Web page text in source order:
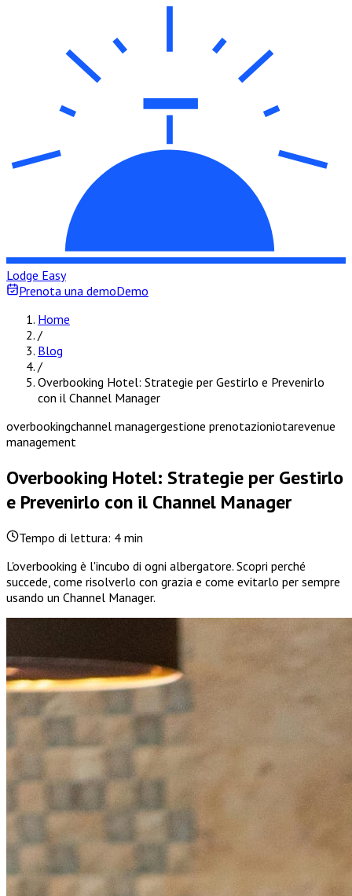
Lodge Easy
Prenota una demoDemo
Home
/
Blog
/
Overbooking Hotel: Strategie per Gestirlo e Prevenirlo
con il Channel Manager
overbookingchannel managergestione prenotazioniotarevenue
management
Overbooking Hotel: Strategie per Gestirlo
e Prevenirlo con il Channel Manager
Tempo di lettura: 4 min
L'overbooking è l'incubo di ogni albergatore. Scopri perché
succede, come risolverlo con grazia e come evitarlo per sempre
usando un Channel Manager.